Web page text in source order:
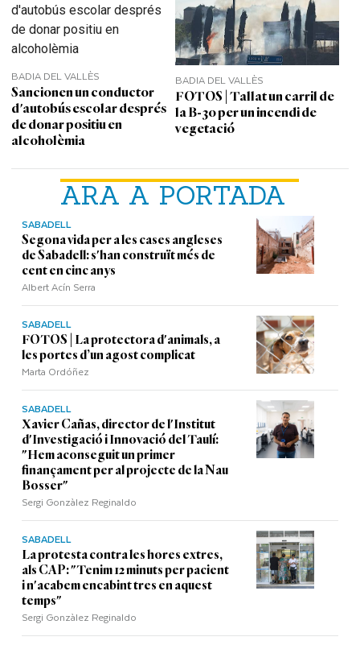
ARA A PORTADA
SABADELL
Segona vida per a les cases angleses
de Sabadell: s'han construït més de
cent en cinc anys
Albert Acín Serra
SABADELL
FOTOS | La protectora d'animals, a
les portes d’un agost complicat
Marta Ordóñez
SABADELL
Xavier Cañas, director de l'Institut
d'Investigació i Innovació del Taulí:
"Hem aconseguit un primer
finançament per al projecte de la Nau
Bosser"
Sergi Gonzàlez Reginaldo
SABADELL
La protesta contra les hores extres,
als CAP: "Tenim 12 minuts per pacient
i n'acabem encabint tres en aquest
temps"
Sergi Gonzàlez Reginaldo
BADIA DEL VALLÈS
Sancionen un conductor
d'autobús escolar després
de donar positiu en
alcoholèmia
BADIA DEL VALLÈS
FOTOS | Tallat un carril de
la B-30 per un incendi de
vegetació